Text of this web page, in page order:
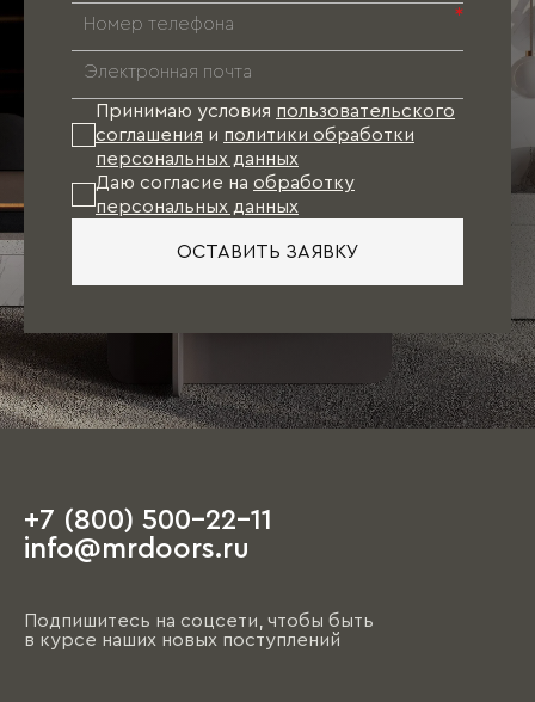
*
Принимаю условия пользовательского
соглашения и политики обработки
персональных данных
Даю согласие на обработку
персональных данных
ОСТАВИТЬ ЗАЯВКУ
+7 (800) 500-22-11
info@mrdoors.ru
Подпишитесь на соцсети, чтобы быть
в курсе наших новых поступлений